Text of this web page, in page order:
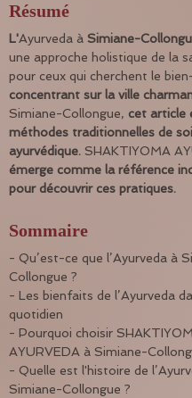
Résumé
L'Ayurveda à Simiane-
une approche holistique de la
pour ceux qui cherchent le
concentrant sur la ville
Simiane-Collongue, cet article
méthodes traditionnelles de
ayurvédique. SHAKTIYOMA
émerge comme la référence
pour découvrir ces pratiques.
Sommaire
- Qu’est-ce que l’Ayurveda à
Collongue ?
- Les bienfaits de l’Ayurveda
quotidien
- Pourquoi choisir
AYURVEDA à Simiane-
- Quelle est l'histoire de
Simiane-Collongue ?